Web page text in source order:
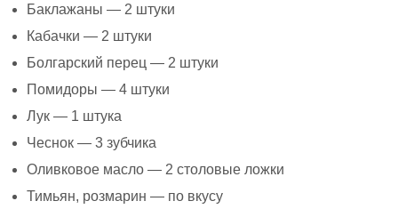
Баклажаны — 2 штуки
Кабачки — 2 штуки
Болгарский перец — 2 штуки
Помидоры — 4 штуки
Лук — 1 штука
Чеснок — 3 зубчика
Оливковое масло — 2 столовые ложки
Тимьян, розмарин — по вкусу